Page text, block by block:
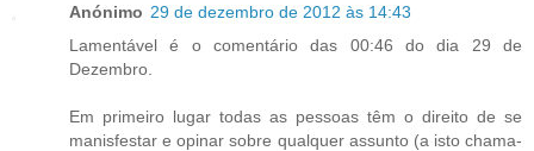
Anónimo 29 de dezembro de 2012 às 14:43
Lamentável é o comentário das 00:46 do dia 29 de
Dezembro.
Em primeiro lugar todas as pessoas têm o direito de se
manisfestar e opinar sobre qualquer assunto (a isto chama-